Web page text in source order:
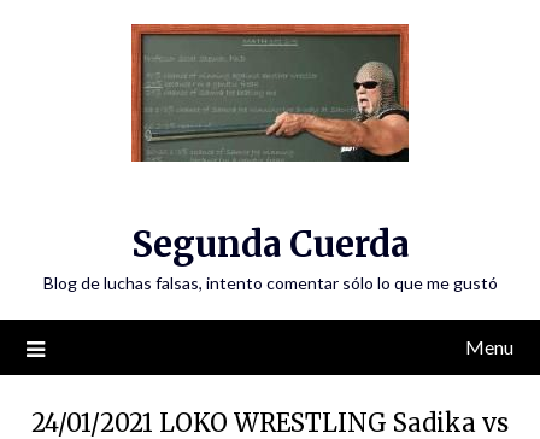
Segunda Cuerda
Blog de luchas falsas, intento comentar sólo lo que me gustó
Menu
24/01/2021 LOKO WRESTLING Sadika vs